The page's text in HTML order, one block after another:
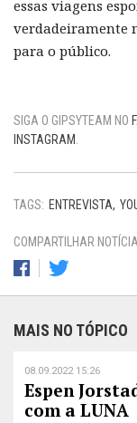
essas viagens
verdadeiramente
para o público.
SIGA O GIPSYTEAM NO
INSTAGRAM.
TAGS: ENTREVISTA
COMPARTILHAR
MAIS NO TÓPICO
08.09.2022 15:26
Espen
com a LUNA